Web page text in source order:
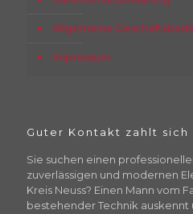
Allgemeine
Impressum
Guter Kontakt zahlt sich
Sie suchen einen
zuverlässigen und modernen
Kreis Neuss? Einen Mann vom
bestehender Technik